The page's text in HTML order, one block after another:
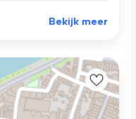
Bekijk meer